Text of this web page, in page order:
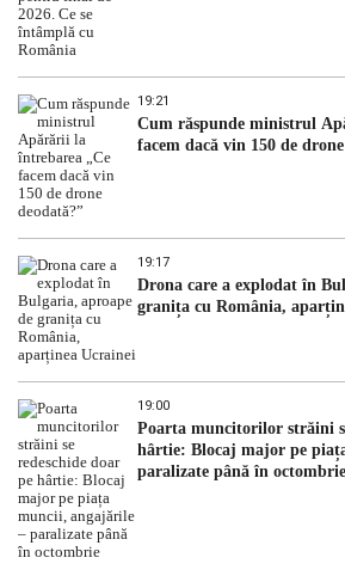
19:21
Cum răspunde ministrul
facem dacă vin 150 de
19:17
Drona care a explodat în
granița cu România,
19:00
Poarta muncitorilor străini
hârtie: Blocaj major pe
paralizate până în octombrie